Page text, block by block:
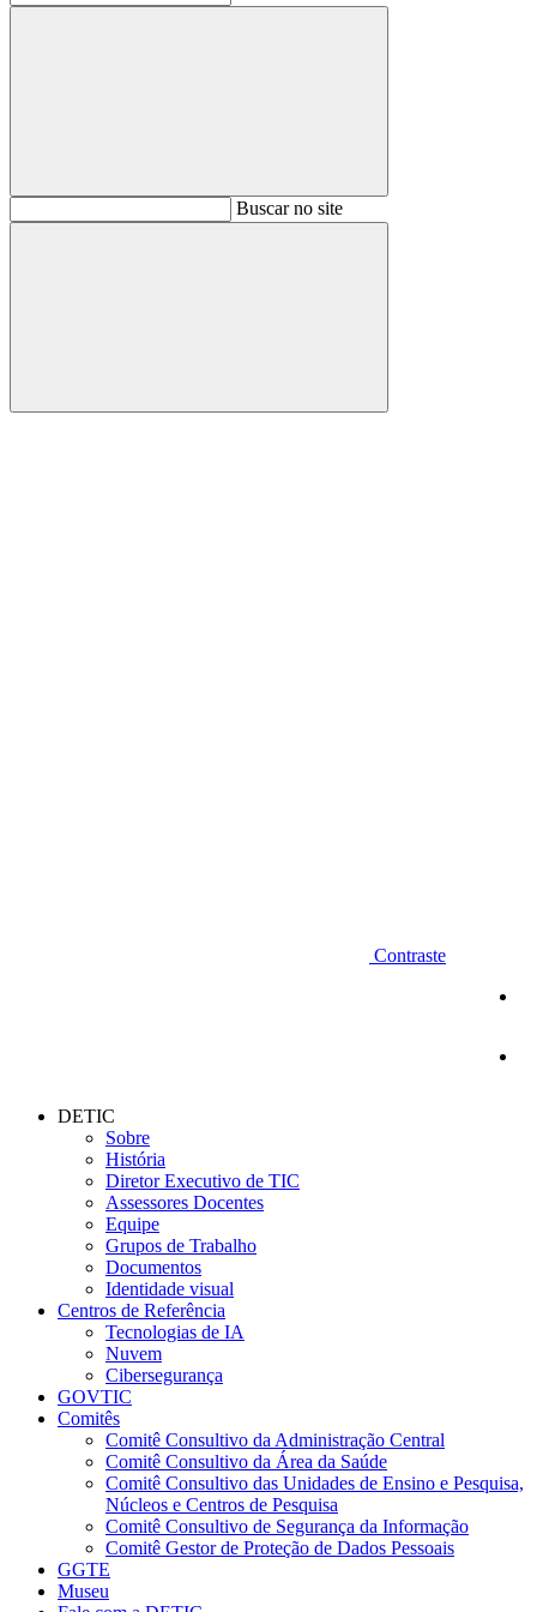
BuscarBuscar no site
Buscar
Contraste
DETIC
Sobre
História
Diretor Executivo de TIC
Assessores Docentes
Equipe
Grupos de Trabalho
Documentos
Identidade visual
Centros de Referência
Tecnologias de IA
Nuvem
Cibersegurança
GOVTIC
Comitês
Comitê Consultivo da Administração Central
Comitê Consultivo da Área da Saúde
Comitê Consultivo das Unidades de Ensino e Pesquisa,
Núcleos e Centros de Pesquisa
Comitê Consultivo de Segurança da Informação
Comitê Gestor de Proteção de Dados Pessoais
GGTE
Museu